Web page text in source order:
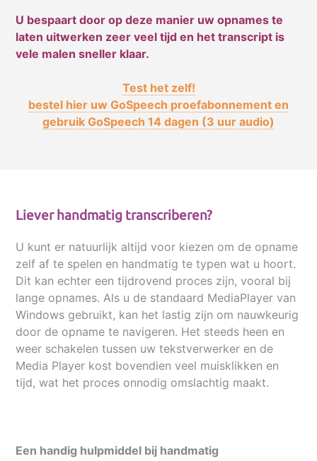
U bespaart door op deze manier uw opnames te
laten uitwerken zeer veel tijd en het transcript is
vele malen sneller klaar.
Test het zelf!
bestel hier uw GoSpeech proefabonnement en
gebruik GoSpeech 14 dagen (3 uur audio)
Liever handmatig transcriberen?
U kunt er natuurlijk altijd voor kiezen om de opname
zelf af te spelen en handmatig te typen wat u hoort.
Dit kan echter een tijdrovend proces zijn, vooral bij
lange opnames. Als u de standaard MediaPlayer van
Windows gebruikt, kan het lastig zijn om nauwkeurig
door de opname te navigeren. Het steeds heen en
weer schakelen tussen uw tekstverwerker en de
Media Player kost bovendien veel muisklikken en
tijd, wat het proces onnodig omslachtig maakt.
Een handig hulpmiddel bij handmatig